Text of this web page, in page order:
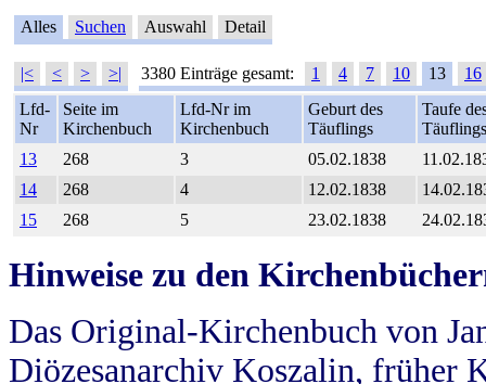
Alles Suchen Auswahl Detail
|< < > >| 3380 Einträge gesamt: 1 4 7 10 13
16
Lfd-
Nr
Seite im
Kirchenbuch
Lfd-Nr im
Kirchenbuch
Geburt des
Täuflings
Taufe
Täuflings
13
268 3 05.02.1838
14
268 4 12.02.1838
15
268 5 23.02.1838
Hinweise zu den
Das Original-Kirchenbuch von
Diözesanarchiv Koszalin, früher